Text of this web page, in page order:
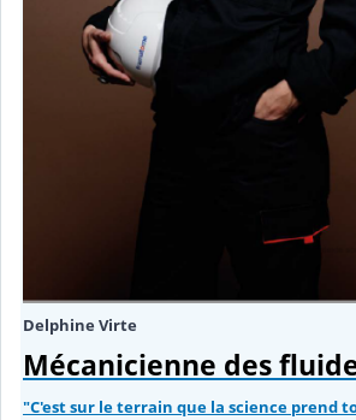
Delphine Virte
Mécanicienne des
"C'est sur le terrain que la science prend